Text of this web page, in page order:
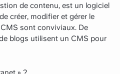
de contenu, est un logiciel
créer, modifier et gérer le
sont conviviaux. De
blogs utilisent un CMS pour